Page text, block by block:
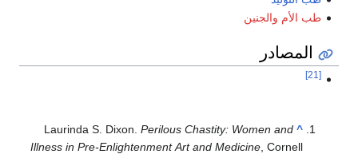
طب الأم والجنين
المصادر
[21]
^
Laurinda S. Dixon.Perilous Chastity: Women and
Illness in Pre-Enlightenment Art and Medicine , Cornell